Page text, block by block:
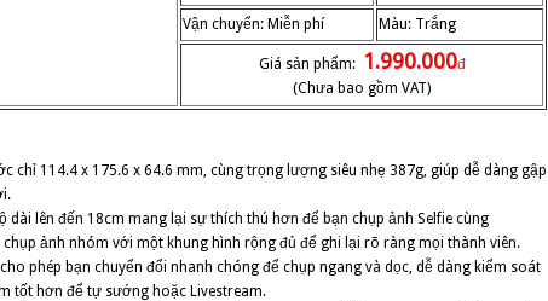
Vận chuyển: Miễn phí Màu: Trắng
Giá sản phẩm: 1.990.000đ
(Chưa bao gồm VAT)
chỉ 114.4 x 175.6 x 64.6 mm, cùng trọng lượng siêu nhẹ 387g, giúp dễ dàng gập
lên đến 18cm mang lại sự thích thú hơn để bạn chụp ảnh Selfie cùng
ảnh nhóm với một khung hình rộng đủ để ghi lại rõ ràng mọi thành viên.
phép bạn chuyển đổi nhanh chóng để chụp ngang và dọc, dễ dàng kiểm soát
tốt hơn để tự sướng hoặc Livestream.